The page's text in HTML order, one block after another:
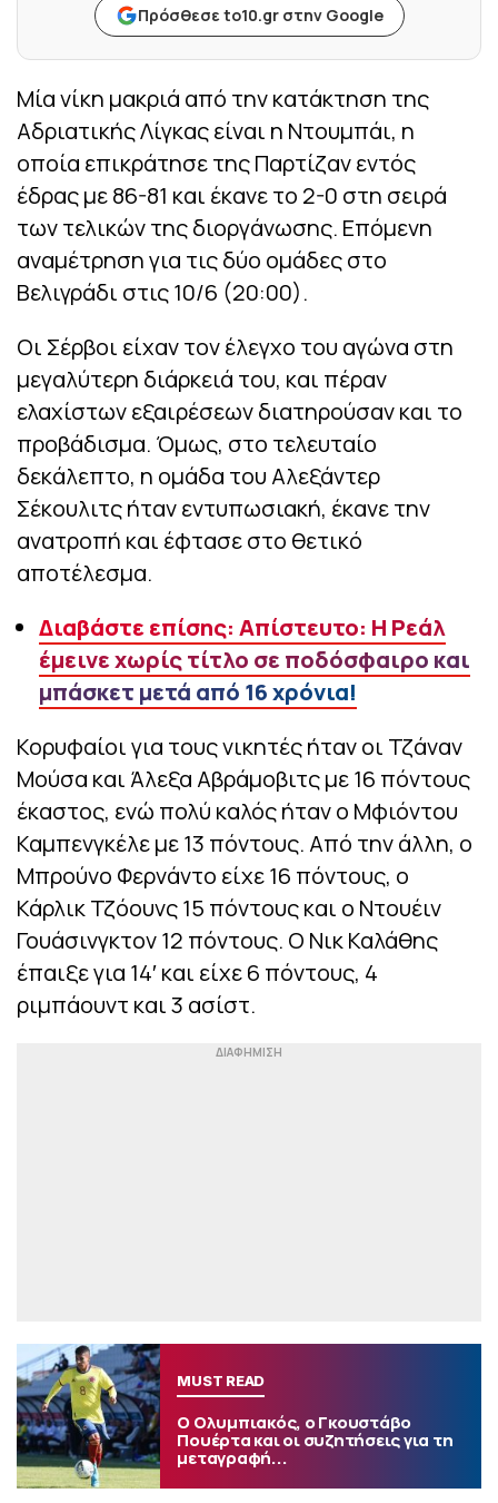
Πρόσθεσε to10.gr στην Google
Μία νίκη μακριά από την κατάκτηση της
Αδριατικής Λίγκας είναι η Ντουμπάι, η
οποία επικράτησε της Παρτίζαν εντός
έδρας με 86-81 και έκανε το 2-0 στη σειρά
των τελικών της διοργάνωσης. Επόμενη
αναμέτρηση για τις δύο ομάδες στο
Βελιγράδι στις 10/6 (20:00).
Οι Σέρβοι είχαν τον έλεγχο του αγώνα στη
μεγαλύτερη διάρκειά του, και πέραν
ελαχίστων εξαιρέσεων διατηρούσαν και το
προβάδισμα. Όμως, στο τελευταίο
δεκάλεπτο, η ομάδα του Αλεξάντερ
Σέκουλιτς ήταν εντυπωσιακή, έκανε την
ανατροπή και έφτασε στο θετικό
αποτέλεσμα.
Διαβάστε επίσης: Απίστευτο: Η Ρεάλ
έμεινε χωρίς τίτλο σε ποδόσφαιρο και
μπάσκετ μετά από 16 χρόνια!
Κορυφαίοι για τους νικητές ήταν οι Τζάναν
Μούσα και Άλεξα Αβράμοβιτς με 16 πόντους
έκαστος, ενώ πολύ καλός ήταν ο Μφιόντου
Καμπενγκέλε με 13 πόντους. Από την άλλη, ο
Μπρούνο Φερνάντο είχε 16 πόντους, ο
Κάρλικ Τζόουνς 15 πόντους και ο Ντουέιν
Γουάσινγκτον 12 πόντους. Ο Νικ Καλάθης
έπαιξε για 14′ και είχε 6 πόντους, 4
ριμπάουντ και 3 ασίστ.
MUST READ
Ο Ολυμπιακός, ο Γκουστάβο
Πουέρτα και οι συζητήσεις για τη
μεταγραφή...